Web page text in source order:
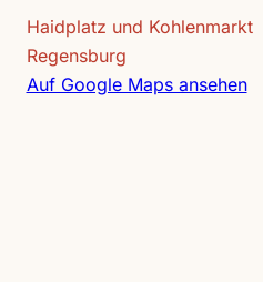
Haidplatz und Kohlenmarkt
Regensburg
Auf Google Maps ansehen